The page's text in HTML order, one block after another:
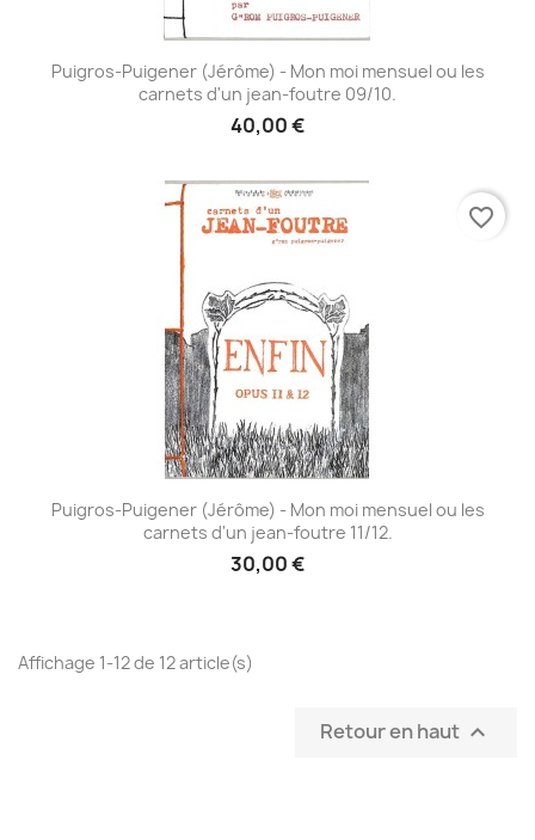
Puigros-Puigener (Jérôme) - Mon moi mensuel ou les
carnets d'un jean-foutre 09/10.
40,00 €
Puigros-Puigener (Jérôme) - Mon moi mensuel ou les
carnets d'un jean-foutre 11/12.
30,00 €
favorite_border
Affichage 1-12 de 12 article(s)
Retour en haut 